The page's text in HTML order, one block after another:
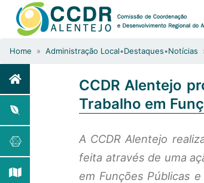
Home » Administração Local•Destaques•Notícias
CCDR Alentejo
Trabalho em
A CCDR Alentejo
feita através de uma
em Funções Públicas